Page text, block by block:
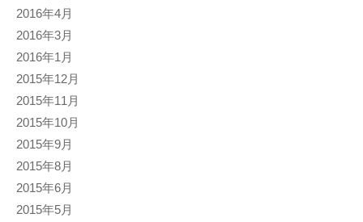
2016年4月
2016年3月
2016年1月
2015年12月
2015年11月
2015年10月
2015年9月
2015年8月
2015年6月
2015年5月